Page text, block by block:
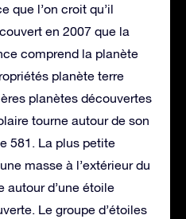
que l’on croit qu’il
en 2007 que la
comprend la planète
planète terre
planètes découvertes
tourne autour de son
581. La plus petite
masse à l’extérieur du
autour d’une étoile
Le groupe d’étoiles